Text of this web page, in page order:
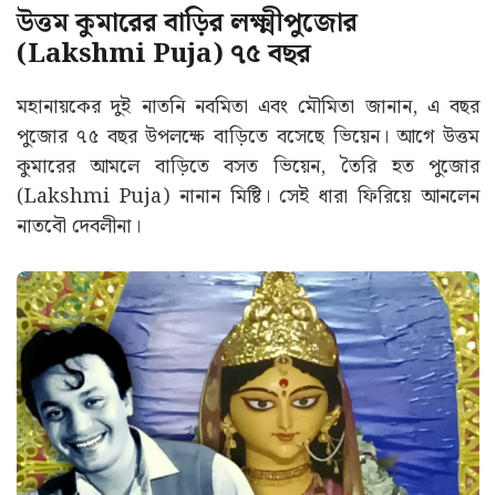
উত্তম কুমারের বাড়ির লক্ষ্মীপুজোর
(Lakshmi Puja) ৭৫ বছর
মহানায়কের দুই নাতনি নবমিতা এবং মৌমিতা জানান, এ বছর
পুজোর ৭৫ বছর উপলক্ষে বাড়িতে বসেছে ভিয়েন। আগে উত্তম
কুমারের আমলে বাড়িতে বসত ভিয়েন, তৈরি হত পুজোর
(Lakshmi Puja) নানান মিষ্টি। সেই ধারা ফিরিয়ে আনলেন
নাতবৌ দেবলীনা।